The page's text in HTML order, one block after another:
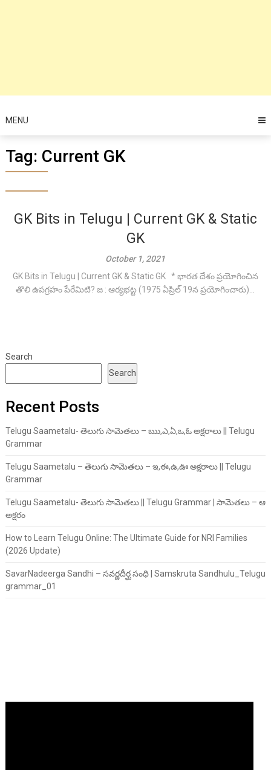
MENU
Tag: Current GK
GK Bits in Telugu | Current GK & Static
GK
October 1, 2021
GK Bits in Telugu | Current GK & Static GK * భారత దేశం ప్రయోగించిన
తొలి ఉపగ్రహం పేరేమిటి? జ : ఆర్యభట్ట (1975 ఏప్రిల్‌ 19న ప్రయోగించారు)...
Search
Search
Recent Posts
Telugu Saametalu- తెలుగు సామెతలు – ఋ,ఎ,ఏ,ఒ,ఓ అక్షరాలు || Telugu
Grammar
Telugu Saametalu – తెలుగు సామెతలు – ఇ,ఈ,ఉ,ఊ అక్షరాలు || Telugu
Grammar
Telugu Saametalu- తెలుగు సామెతలు || Telugu Grammar | సామెతలు – ఆ
అక్షరం
How to Learn Telugu Online: The Ultimate Guide for NRI Families
(2026 Update)
SavarNadeerga Sandhi – సవర్ణదీర్ఘ సంధి | Samskruta Sandhulu_Telugu
grammar_01